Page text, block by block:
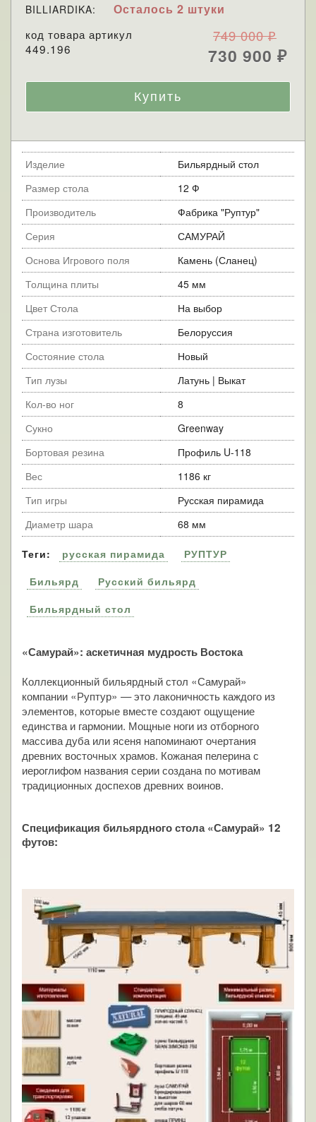
BILLIARDIKA: Осталось 2 штуки
код товара артикул
449.196
749 000₽
730 900 ₽
Изделие
Бильярдный стол
Размер стола
12 Ф
Производитель
Фабрика "Руптур"
Серия
САМУРАЙ
Основа Игрового поля
Камень (Сланец)
Толщина плиты
45 мм
Цвет Стола
На выбор
Страна изготовитель
Белоруссия
Состояние стола
Новый
Тип лузы
Латунь | Выкат
Кол-во ног
8
Сукно
Greenway
Бортовая резина
Профиль U-118
Вес
1186 кг
Тип игры
Русская пирамида
Диаметр шара
68 мм
Теги: русская пирамида
РУПТУР
Бильярд
Русский бильярд
Бильярдный стол
«Самурай»: аскетичная мудрость Востока
Коллекционный бильярдный стол «Самурай»
компании «Руптур» — это лаконичность каждого из
элементов, которые вместе создают ощущение
единства и гармонии. Мощные ноги из отборного
массива дуба или ясеня напоминают очертания
древних восточных храмов. Кожаная пелерина с
иероглифом названия серии создана по мотивам
традиционных доспехов древних воинов.
Спецификация бильярдного стола «Самурай» 12
футов: